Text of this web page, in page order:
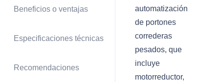
Beneficios o ventajas
Especificaciones técnicas
Recomendaciones
automatización
de portones
correderas
pesados, que
incluye
motorreductor,